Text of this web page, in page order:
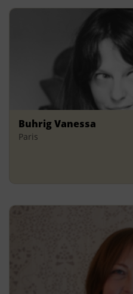
Buhrig Vanessa
Paris